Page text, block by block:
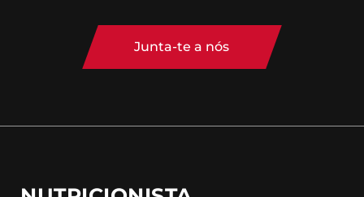
Junta-te a nós